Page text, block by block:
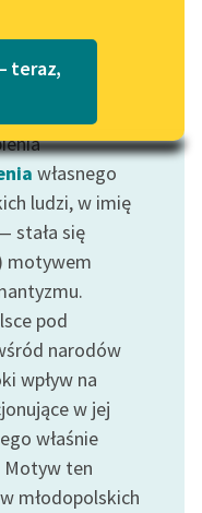
w formacie PDF
teraz,
własnego
ludzi, w imię
stała się
motywem
pod
narodów
wpływ na
w jej
właśnie
Motyw ten
młodopolskich